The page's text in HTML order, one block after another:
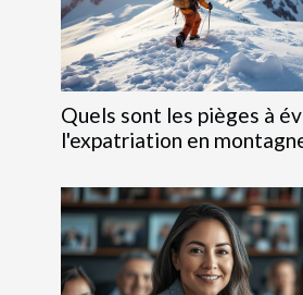
Quels sont les pièges à
l'expatriation en